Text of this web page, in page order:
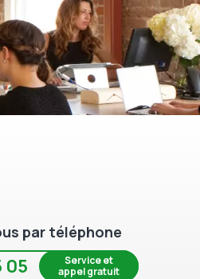
par téléphone
05
Service et
appel gratuit